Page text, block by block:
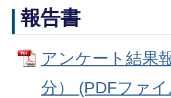
報告書
アンケート結果
分） (PDFファ